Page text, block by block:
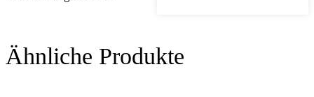
Ähnliche Produkte